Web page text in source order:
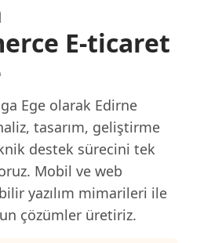
E-ticaret
Ege olarak Edirne
tasarım, geliştirme
destek sürecini tek
Mobil ve web
yazılım mimarileri ile
çözümler üretiriz.